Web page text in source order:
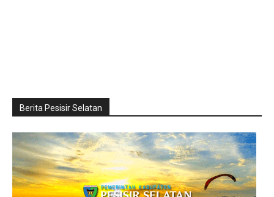
Berita Pesisir Selatan